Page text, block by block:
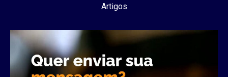
Artigos